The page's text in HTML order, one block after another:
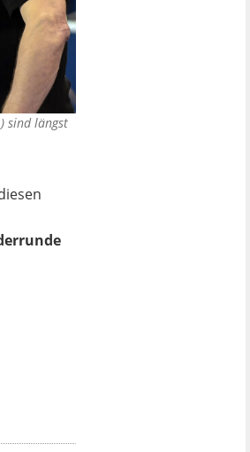
sind längst